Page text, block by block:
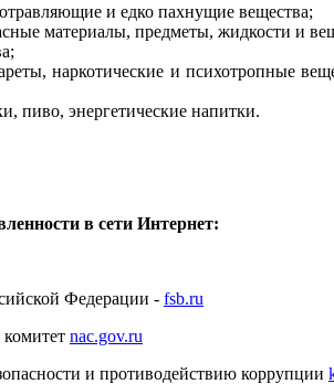
и едко пахнущие вещества;
материалы, предметы, жидкости и
наркотические и психотропные
пиво, энергетические напитки.
в сети Интернет:
Федерации - fsb.ru
nac.gov.ru
и противодействию коррупции